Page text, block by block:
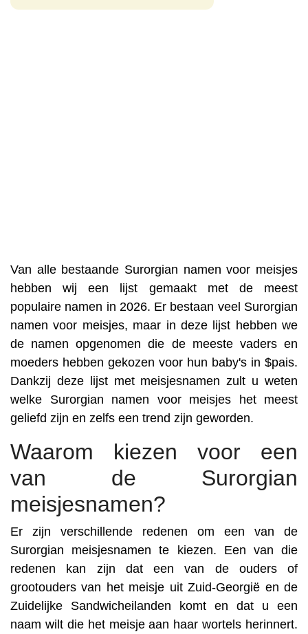
Van alle bestaande Surorgian namen voor meisjes
hebben wij een lijst gemaakt met de meest
populaire namen in 2026. Er bestaan veel Surorgian
namen voor meisjes, maar in deze lijst hebben we
de namen opgenomen die de meeste vaders en
moeders hebben gekozen voor hun baby's in $pais.
Dankzij deze lijst met meisjesnamen zult u weten
welke Surorgian namen voor meisjes het meest
geliefd zijn en zelfs een trend zijn geworden.
Waarom kiezen voor een
van de Surorgian
meisjesnamen?
Er zijn verschillende redenen om een van de
Surorgian meisjesnamen te kiezen. Een van die
redenen kan zijn dat een van de ouders of
grootouders van het meisje uit Zuid-Georgië en de
Zuidelijke Sandwicheilanden komt en dat u een
naam wilt die het meisje aan haar wortels herinnert.